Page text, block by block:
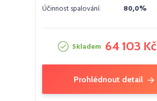
Účinnost spalování:
80,0%
Skladem 64 103 Kč
Prohlédnout detail